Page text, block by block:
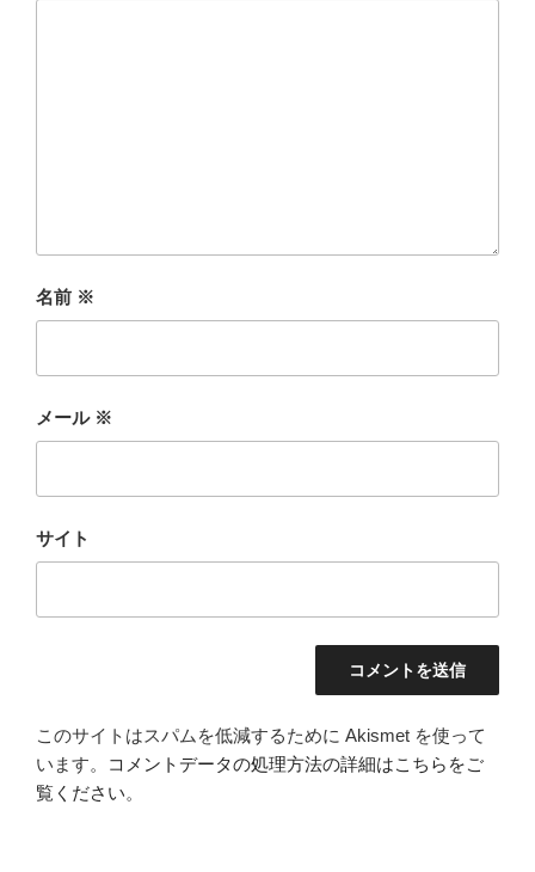
名前 ※
メール ※
サイト
このサイトはスパムを低減するために Akismet を使って
います。
コメントデータの処理方法の詳細はこちらをご
覧ください。